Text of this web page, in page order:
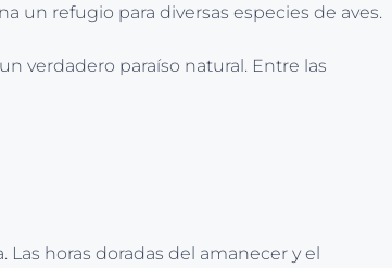
un refugio para diversas especies de aves.
verdadero paraíso natural. Entre las
horas doradas del amanecer y el